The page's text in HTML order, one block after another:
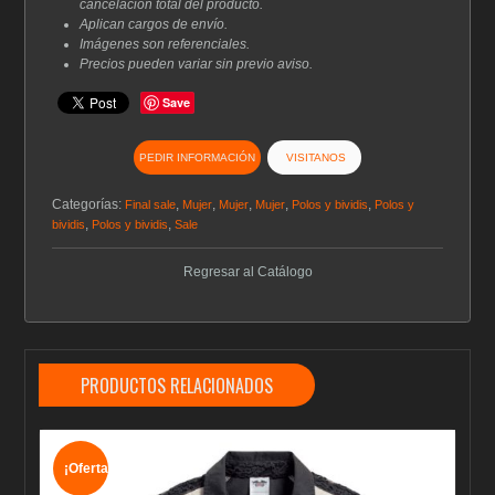
cancelación total del producto.
Aplican cargos de envío.
Imágenes son referenciales.
Precios pueden variar sin previo aviso.
Save
PEDIR INFORMACIÓN VISITANOS
Categorías: Final sale, Mujer, Mujer, Mujer, Polos y bividis, Polos y
bividis, Polos y bividis,Sale
Regresar al Catálogo
PRODUCTOS RELACIONADOS
¡Oferta!